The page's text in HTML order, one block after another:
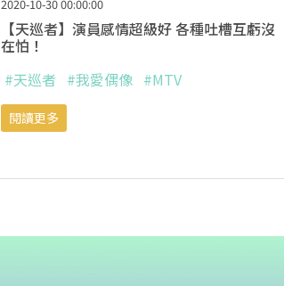
2020-10-30 00:00:00
【天巡者】演員感情超級好 各種吐槽互虧沒
在怕！
#天巡者 #我愛偶像 #MTV
閱讀更多